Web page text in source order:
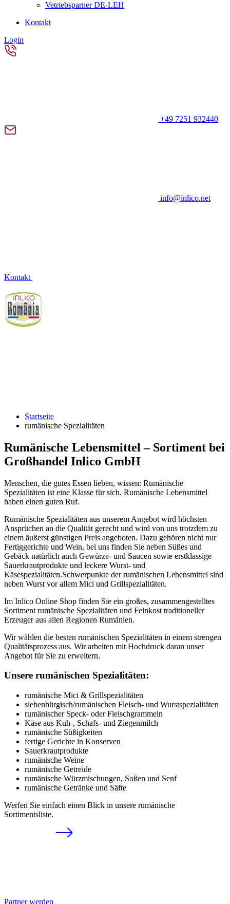
Vetriebsparner DE-LEH
Kontakt
Login
+49 7251 932440
info@inlico.net
Kontakt
Startseite
rumänische Spezialitäten
Rumänische Lebensmittel – Sortiment bei
Großhandel Inlico GmbH
Menschen, die gutes Essen lieben, wissen: Rumänische
Spezialitäten ist eine Klasse für sich. Rumänische Lebensmittel
haben einen guten Ruf.
Rumänische Spezialitäten aus unserem Angebot wird höchsten
Ansprüchen an die Qualität gerecht und wird von uns trotzdem zu
einem äußerst günstigen Preis angeboten. Dazu gehören nicht nur
Fertiggerichte und Wein, bei uns finden Sie neben Süßes und
Gebäck natürlich auch Gewürze- und Saucen sowie erstklassige
Sauerkrautprodukte und leckere Wurst- und
Käsespezialitäten.Schwerpunkte der rumänischen Lebensmittel sind
neben Wurst vor allem Mici und Grillspezialitäten.
Im Inlico Online Shop finden Sie ein großes, zusammengestelltes
Sortiment rumänische Spezialitäten und Feinkost traditioneller
Erzeuger aus allen Regionen Rumänien.
Wir wählen die besten rumänischen Spezialitäten in einem strengen
Qualitätsprozess aus. Wir arbeiten mit Hochdruck daran unser
Angebot für Sie zu erweitern.
Unsere rumänischen Spezialitäten:
rumänische Mici & Grillspezialitäten
siebenbürgisch/rumänischen Fleisch- und Wurstspezialitäten
rumänischer Speck- oder Fleischgrammeln
Käse aus Kuh-, Schafs- und Ziegenmilch
rumänische Süßigkeiten
fertige Gerichte in Konserven
Sauerkrautprodukte
rumänische Weine
rumänische Getreide
rumänische Würzmischungen, Soßen und Senf
rumänische Getränke und Säfte
Werfen Sie einfach einen Blick in unsere rumänische
Sortimentsliste.
Partner werden